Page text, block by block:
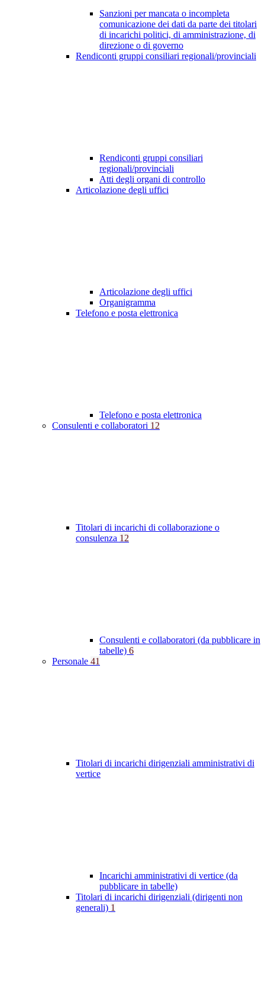
Sanzioni per mancata o incompleta
comunicazione dei dati da parte dei titolari
di incarichi politici, di amministrazione, di
direzione o di governo
Rendiconti gruppi consiliari regionali/provinciali
Rendiconti gruppi consiliari
regionali/provinciali
Atti degli organi di controllo
Articolazione degli uffici
Articolazione degli uffici
Organigramma
Telefono e posta elettronica
Telefono e posta elettronica
Consulenti e collaboratori 12
Titolari di incarichi di collaborazione o
consulenza 12
Consulenti e collaboratori (da pubblicare in
tabelle) 6
Personale 41
Titolari di incarichi dirigenziali amministrativi di
vertice
Incarichi amministrativi di vertice (da
pubblicare in tabelle)
Titolari di incarichi dirigenziali (dirigenti non
generali) 1